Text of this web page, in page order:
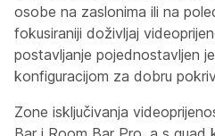
osobe na zaslonima ili na
fokusiraniji doživljaj
postavljanje pojednostavljen
konfiguracijom za dobru
Zone isključivanja